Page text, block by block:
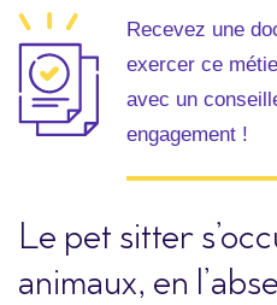
Recevez une
exercer ce
avec un
engagement !
Le pet sitter
animaux, en